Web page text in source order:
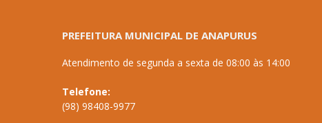
PREFEITURA MUNICIPAL DE ANAPURUS
Atendimento de segunda a sexta de 08:00 às 14:00
Telefone:
(98) 98408-9977